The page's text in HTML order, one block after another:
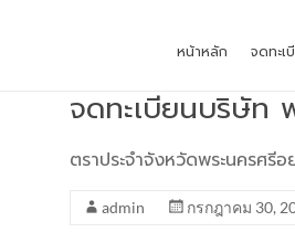
หน้าหลัก จดทะเ
จดทะเบียนบริษัท
ตราประจำจังหวัดพระนครศ
admin กรกฎาคม 30,